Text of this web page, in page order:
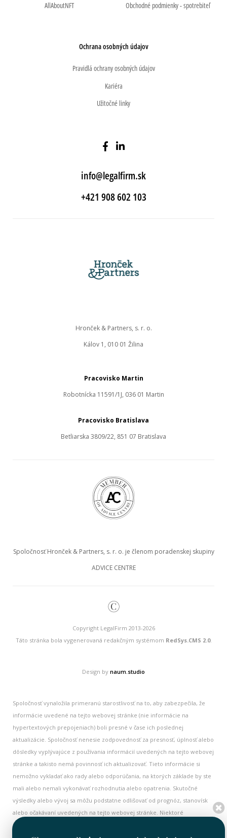
AllAboutNFT
Obchodné podmienky - spotrebiteľ
Ochrana osobných údajov
Pravidlá ochrany osobných údajov
Kariéra
Užitočné linky
info@legalfirm.sk
+421 908 602 103
Pracovisko Martin
Robotnícka 11591/1J, 036 01 Martin
Hronček & Partners, s. r. o.
Kálov 1, 010 01 Žilina
Pracovisko Bratislava
Betliarska 3809/22, 851 07 Bratislava
Spoločnosť Hronček & Partners, s. r. o. je členom poradenskej skupiny
ADVICE CENTRE
©
Copyright LegalFirm 2013-2026
Táto stránka bola vygenerovaná redakčným systémom RedSys.CMS 2.0.
Design by naum.studio
Spoločnosť vynaložila primeranú starostlivosť na to, aby zabezpečila, že
informácie uvedené na tejto webovej stránke (nie informácie na
hypertextových prepojeniach) boli presné v čase ich poslednej
aktualizácie. Spoločnosť nenesie zodpovednosť za presnosť, úplnosť alebo
dôsledky vyplývajúce z používania informácií uvedených na tejto webovej
stránke a takisto nemá povinnosť ich aktualizovať. Tieto informácie si
nemožno vykladať ako rady alebo odporúčania, na ktorých základe by ste
mali alebo nemali vykonávať rozhodnutia alebo opatrenia. Skutočné
výsledky alebo vývoj sa môžu podstatne odlišovať od prognóz, stanovísk
alebo očakávaní uvedených na tejto webovej stránke. Niektoré
informácie na tejto webovej stránke majú historický charakter a nemusia